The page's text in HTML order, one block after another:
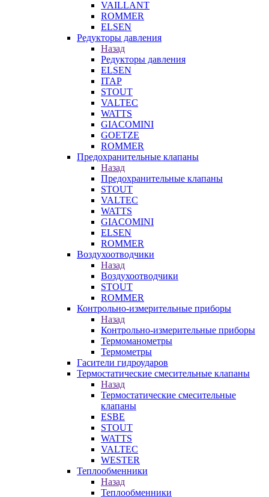
VAILLANT
ROMMER
ELSEN
Редукторы давления
Назад
Редукторы давления
ELSEN
ITAP
STOUT
VALTEC
WATTS
GIACOMINI
GOETZE
ROMMER
Предохранительные клапаны
Назад
Предохранительные клапаны
STOUT
VALTEC
WATTS
GIACOMINI
ELSEN
ROMMER
Воздухоотводчики
Назад
Воздухоотводчики
STOUT
ROMMER
Контрольно-измерительные приборы
Назад
Контрольно-измерительные приборы
Термоманометры
Термометры
Гасители гидроударов
Термостатические смесительные клапаны
Назад
Термостатические смесительные
клапаны
ESBE
STOUT
WATTS
VALTEC
WESTER
Теплообменники
Назад
Теплообменники